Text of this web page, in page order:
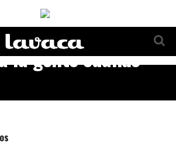
la gente cuando